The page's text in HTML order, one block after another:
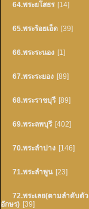
64.พระยโสธร [14]
65.พระร้อยเอ็ด [39]
66.พระระนอง [1]
67.พระระยอง [89]
68.พระราชบุรี [89]
69.พระลพบุรี [402]
70.พระลำปาง [146]
71.พระลำพูน [23]
72.พระเลย(ตามลำดับตัว
อักษร) [39]